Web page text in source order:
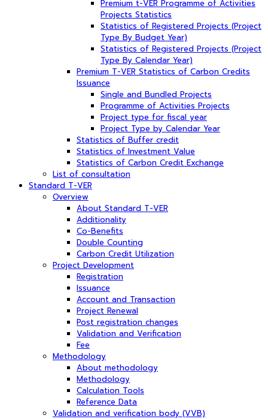
Premium t-VER Programme of Activities
Projects Statistics
Statistics of Registered Projects (Project
Type By Budget Year)
Statistics of Registered Projects (Project
Type By Calendar Year)
Premium T-VER Statistics of Carbon Credits
Issuance
Single and Bundled Projects
Programme of Activities Projects
Project type for fiscal year
Project Type by Calendar Year
Statistics of Buffer credit
Statistics of Investment Value
Statistics of Carbon Credit Exchange
List of consultation
Standard T-VER
Overview
About Standard T-VER
Additionality
Co-Benefits
Double Counting
Carbon Credit Utilization
Project Development
Registration
Issuance
Account and Transaction
Project Renewal
Post registration changes
Validation and Verification
Fee
Methodology
About methodology
Methodology
Calculation Tools
Reference Data
Validation and verification body (VVB)